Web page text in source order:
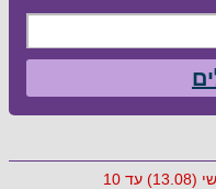
- 4000 ₪ ללילה למזמינים 2 לילות בחמישי (13.08) עד 10